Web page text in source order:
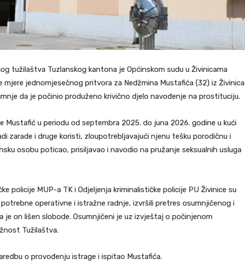
tužilaštva Tuzlanskog kantona je Općinskom sudu u Živinicama
jednomjesečnog pritvora za Nedžmina Mustafića (32) iz Živinica
da je počinio produženo krivično djelo navođenje na prostituciju.
Mustafić u periodu od septembra 2025. do juna 2026. godine u kući
zarade i druge koristi, zloupotrebljavajući njenu tešku porodičnu i
osobu poticao, prisiljavao i navodio na pružanje seksualnih usluga
policije MUP-a TK i Odjeljenja kriminalističke policije PU Živinice su
operativne i istražne radnje, izvršili pretres osumnjičenog i
je on lišen slobode. Osumnjičeni je uz izvještaj o počinjenom
Tužilaštva.
o provođenju istrage i ispitao Mustafića.